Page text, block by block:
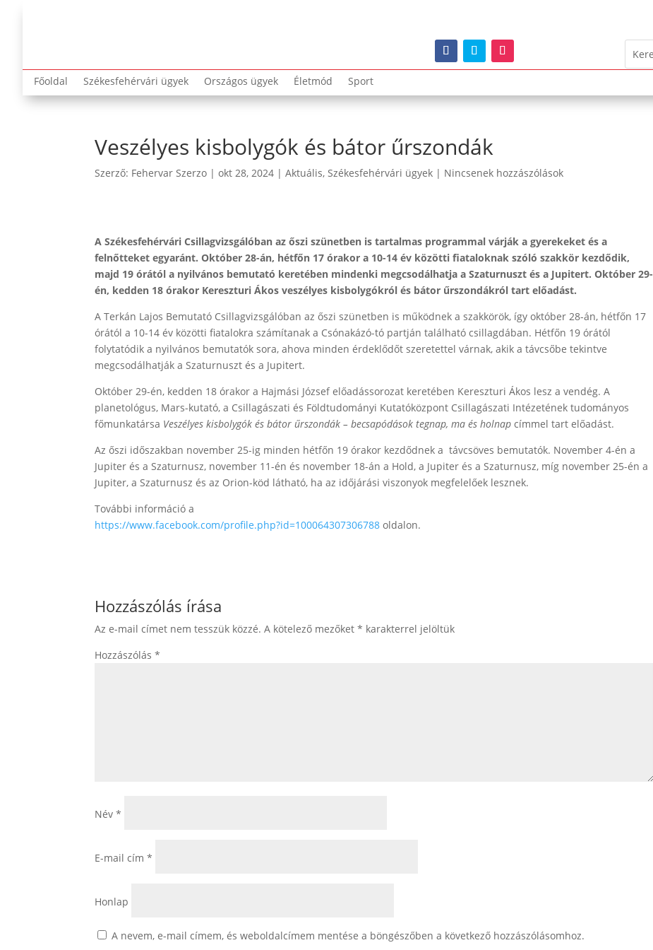
Főoldal Székesfehérvári ügyek Országos ügyek Életmód Sport
Veszélyes kisbolygók és bátor űrszondák
Szerző: Fehervar Szerzo |okt 28, 2024 |Aktuális,Székesfehérvári ügyek | Nincsenek hozzászólások
A Székesfehérvári Csillagvizsgálóban az őszi szünetben is tartalmas programmal várják a gyerekeket és a
felnőtteket egyaránt. Október 28-án, hétfőn 17 órakor a 10-14 év közötti fiataloknak szóló szakkör kezdődik,
majd 19 órától a nyilvános bemutató keretében mindenki megcsodálhatja a Szaturnuszt és a Jupitert. Október 29-
én, kedden 18 órakor Kereszturi Ákos veszélyes kisbolygókról és bátor űrszondákról tart előadást.
A Terkán Lajos Bemutató Csillagvizsgálóban az őszi szünetben is működnek a szakkörök, így október 28-án, hétfőn 17
órától a 10-14 év közötti fiatalokra számítanak a Csónakázó-tó partján található csillagdában. Hétfőn 19 órától
folytatódik a nyilvános bemutatók sora, ahova minden érdeklődőt szeretettel várnak, akik a távcsőbe tekintve
megcsodálhatják a Szaturnuszt és a Jupitert.
Október 29-én, kedden 18 órakor a Hajmási József előadássorozat keretében Kereszturi Ákos lesz a vendég. A
planetológus, Mars-kutató, a Csillagászati és Földtudományi Kutatóközpont Csillagászati Intézetének tudományos
főmunkatársa Veszélyes kisbolygók és bátor űrszondák – becsapódások tegnap, ma és holnapcímmel tart előadást.
Az őszi időszakban november 25-ig minden hétfőn 19 órakor kezdődnek a távcsöves bemutatók. November 4-én a
Jupiter és a Szaturnusz, november 11-én és november 18-án a Hold, a Jupiter és a Szaturnusz, míg november 25-én a
Jupiter, a Szaturnusz és az Orion-köd látható, ha az időjárási viszonyok megfelelőek lesznek.
További információ a
https://www.facebook.com/profile.php?id=100064307306788 oldalon.
Hozzászólás írása
Az e-mail címet nem tesszük közzé. A kötelező mezőket* karakterrel jelöltük
Hozzászólás*
Név*
E-mail cím*
Honlap
A nevem, e-mail címem, és weboldalcímem mentése a böngészőben a következő hozzászólásomhoz.